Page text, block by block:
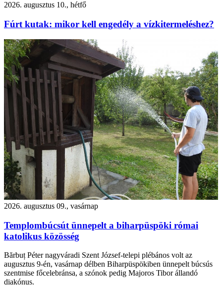
2026. augusztus 10., hétfő
Fúrt kutak: mikor kell engedély a vízkitermeléshez?
2026. augusztus 09., vasárnap
Templombúcsút ünnepelt a biharpüspöki római
katolikus közösség
Bărbuț Péter nagyváradi Szent József-telepi plébános volt az
augusztus 9-én, vasárnap délben Biharpüspökiben ünnepelt búcsús
szentmise főcelebránsa, a szónok pedig Majoros Tibor állandó
diakónus.